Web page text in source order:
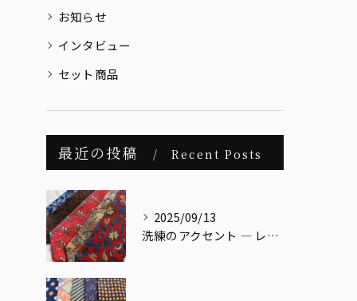
お知らせ
インタビュー
セット商品
最近の投稿 Recent Posts
2025/09/13
洗練のアクセント ― レッドベース リーフ柄ネクタイ